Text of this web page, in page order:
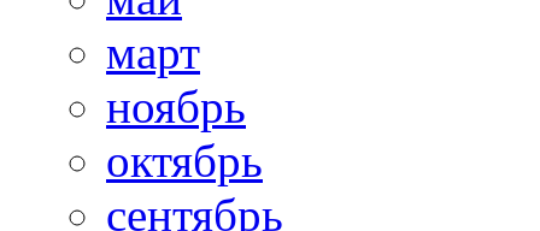
март
ноябрь
октябрь
сентябрь